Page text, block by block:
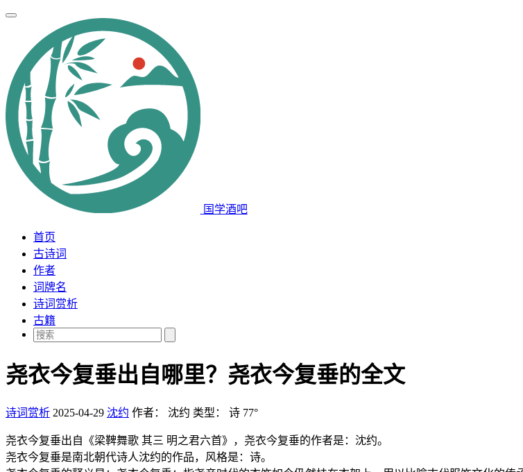
国学酒吧
首页
古诗词
作者
词牌名
诗词赏析
古籍
尧衣今复垂出自哪里？尧衣今复垂的全文
诗词赏析 2025-04-29 沈约 作者： 沈约 类型： 诗 77°
尧衣今复垂出自《梁鞞舞歌 其三 明之君六首》，尧衣今复垂的作者是：沈约。
尧衣今复垂是南北朝代诗人沈约的作品，风格是：诗。